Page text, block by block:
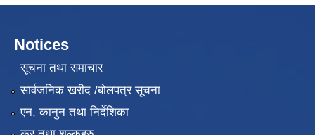
Notices
सूचना तथा समाचार
सार्वजनिक खरीद /बोलपत्र सूचना
एन, कानुन तथा निर्देशिका